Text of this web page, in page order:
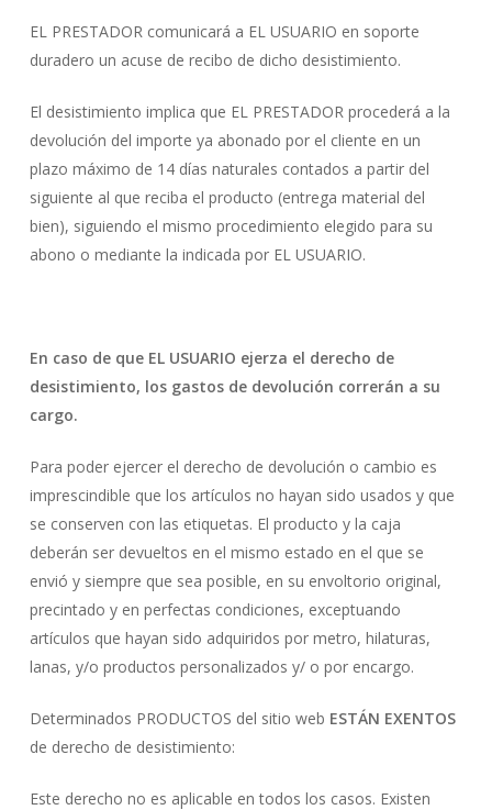
EL PRESTADOR comunicará a EL USUARIO en soporte
duradero un acuse de recibo de dicho desistimiento.
El desistimiento implica que EL PRESTADOR procederá a la
devolución del importe ya abonado por el cliente en un
plazo máximo de 14 días naturales contados a partir del
siguiente al que reciba el producto (entrega material del
bien), siguiendo el mismo procedimiento elegido para su
abono o mediante la indicada por EL USUARIO.
En caso de que EL USUARIO ejerza el derecho de
desistimiento, los gastos de devolución correrán a su
cargo.
Para poder ejercer el derecho de devolución o cambio es
imprescindible que los artículos no hayan sido usados y que
se conserven con las etiquetas. El producto y la caja
deberán ser devueltos en el mismo estado en el que se
envió y siempre que sea posible, en su envoltorio original,
precintado y en perfectas condiciones, exceptuando
artículos que hayan sido adquiridos por metro, hilaturas,
lanas, y/o productos personalizados y/ o por encargo.
Determinados PRODUCTOS del sitio web ESTÁN EXENTOS
de derecho de desistimiento:
Este derecho no es aplicable en todos los casos. Existen